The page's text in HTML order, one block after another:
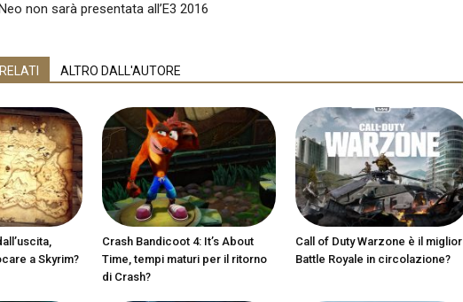
non sarà presentata all’E3 2016
ALTRO DALL'AUTORE
a Skyrim?
Crash Bandicoot 4: It’s About
Time, tempi maturi per il ritorno
di Crash?
Call of Duty Warzone è il miglior
Battle Royale in circolazione?